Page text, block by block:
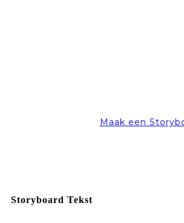
Maak een
Storyboard Tekst